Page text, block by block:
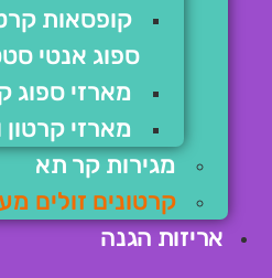
קופסאות
ספוג אנטי סטטי
מארזי ספוג
מארזי קרטון
מגירות קר תא
קרטונים זולים
אריזות הגנה